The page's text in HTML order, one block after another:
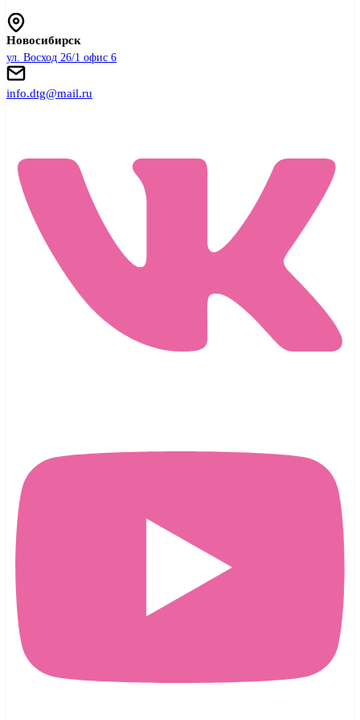
Новосибирск
ул. Восход 26/1 офис 6
info.dtg@mail.ru